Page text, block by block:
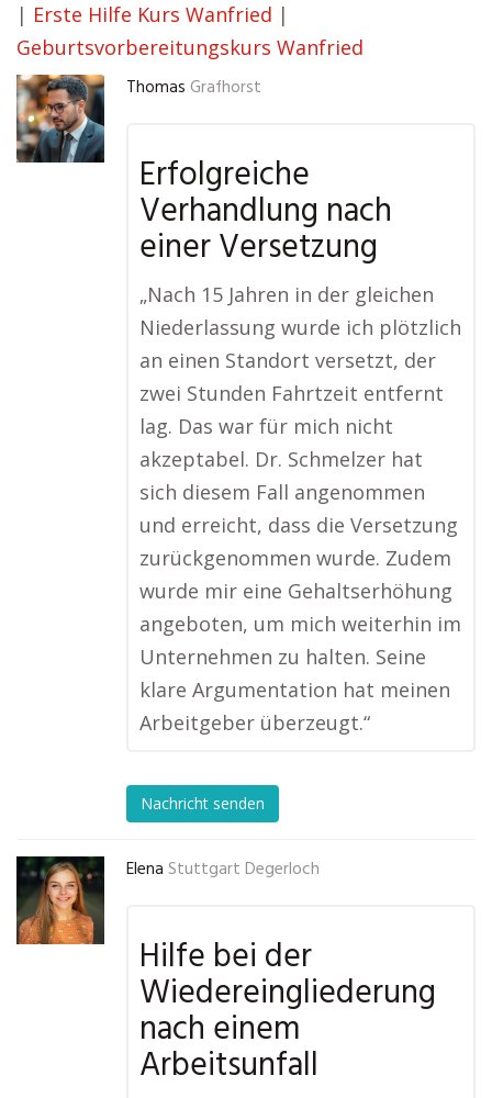
| Erste Hilfe Kurs Wanfried |
Geburtsvorbereitungskurs Wanfried
Thomas Grafhorst
Erfolgreiche
Verhandlung nach
einer Versetzung
„Nach 15 Jahren in der gleichen
Niederlassung wurde ich plötzlich
an einen Standort versetzt, der
zwei Stunden Fahrtzeit entfernt
lag. Das war für mich nicht
akzeptabel. Dr. Schmelzer hat
sich diesem Fall angenommen
und erreicht, dass die Versetzung
zurückgenommen wurde. Zudem
wurde mir eine Gehaltserhöhung
angeboten, um mich weiterhin im
Unternehmen zu halten. Seine
klare Argumentation hat meinen
Arbeitgeber überzeugt.“
Nachricht senden
Elena Stuttgart Degerloch
Hilfe bei der
Wiedereingliederung
nach einem
Arbeitsunfall